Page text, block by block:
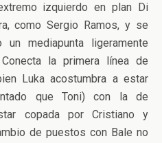
izquierdo en plan Di
como Sergio Ramos, y se
mediapunta ligeramente
la primera línea de
Luka acostumbra a estar
que Toni) con la de
copada por Cristiano y
de puestos con Bale no